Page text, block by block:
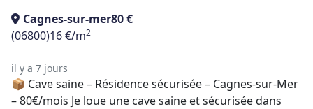
Cagnes-sur-mer80 €
(06800)16 €/m2
il y a 7 jours
📦 Cave saine – Résidence sécurisée – Cagnes-sur-Mer
– 80€/mois Je loue une cave saine et sécurisée dans